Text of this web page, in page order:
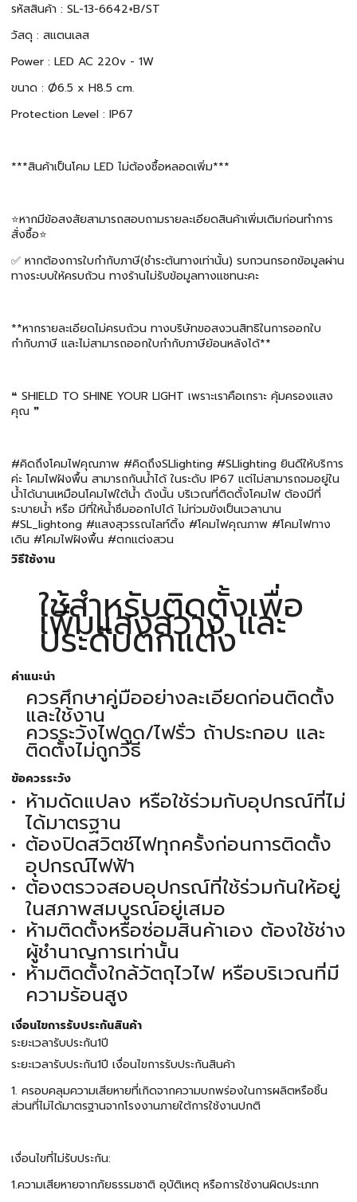
รหัสสินค้า : SL-13-6642+B/ST
วัสดุ : สแตนเลส
Power : LED AC 220v - 1W
ขนาด : Ø6.5 x H8.5 cm.
Protection Level : IP67
***สินค้าเป็นโคม LED ไม่ต้องซื้อหลอดเพิ่ม***
⭐️หากมีข้อสงสัยสามารถสอบถามรายละเอียดสินค้าเพิ่มเติมก่อนทำการ
สั่งซื้อ⭐️
✅ หากต้องการใบกำกับภาษี(ชำระต้นทางเท่านั้น) รบกวนกรอกข้อมูลผ่าน
ทางระบบให้ครบถ้วน ทางร้านไม่รับข้อมูลทางแชทนะคะ
**หากรายละเอียดไม่ครบถ้วน ทางบริษัทขอสงวนสิทธิในการออกใบ
กำกับภาษี และไม่สามารถออกใบกำกับภาษีย้อนหลังได้**
❝ SHIELD TO SHINE YOUR LIGHT เพราะเราคือเกราะ คุ้มครองแสง
คุณ ❞
#คิดถึงโคมไฟคุณภาพ #คิดถึงSLlighting #SLlighting ยินดีให้บริการ
ค่ะ โคมไฟฝังพื้น สามารถกันน้ำได้ ในระดับ IP67 แต่ไม่สามารถจมอยู่ใน
น้ำได้นานเหมือนโคมไฟใต้น้ำ ดังนั้น บริเวณที่ติดตั้งโคมไฟ ต้องมีที่
ระบายน้ำ หรือ มีที่ให้น้ำซึมออกไปได้ ไม่ท่วมขังเป็นเวลานาน
#SL_lightong #แสงสุวรรณไลท์ติ้ง #โคมไฟคุณภาพ #โคมไฟทาง
เดิน #โคมไฟฝังพื้น #ตกแต่งสวน
วิธีใช้งาน
ใช้สำหรับติดตั้งเพื่อ
เพิ่มแสงสว่าง และ
ประดับตกแต่ง
คำแนะนำ
ควรศึกษาคู่มืออย่างละเอียดก่อนติดตั้ง
และใช้งาน
ควรระวังไฟดูด/ไฟรั่ว ถ้าประกอบ และ
ติดตั้งไม่ถูกวิธี
ข้อควรระวัง
ห้ามดัดแปลง หรือใช้ร่วมกับอุปกรณ์ที่ไม่
ได้มาตรฐาน
ต้องปิดสวิตช์ไฟทุกครั้งก่อนการติดตั้ง
อุปกรณ์ไฟฟ้า
ต้องตรวจสอบอุปกรณ์ที่ใช้ร่วมกันให้อยู่
ในสภาพสมบูรณ์อยู่เสมอ
ห้ามติดตั้งหรือซ่อมสินค้าเอง ต้องใช้ช่าง
ผู้ชำนาญการเท่านั้น
ห้ามติดตั้งใกล้วัตถุไวไฟ หรือบริเวณที่มี
ความร้อนสูง
เงื่อนไขการรับประกันสินค้า
ระยะเวลารับประกัน1ปี
ระยะเวลารับประกัน1ปี เงื่อนไขการรับประกันสินค้า
1. ครอบคลุมความเสียหายที่เกิดจากความบกพร่องในการผลิตหรือชิ้น
ส่วนที่ไม่ได้มาตรฐานจากโรงงานภายใต้การใช้งานปกติ
เงื่อนไขที่ไม่รับประกัน:
1.ความเสียหายจากภัยธรรมชาติ อุบัติเหตุ หรือการใช้งานผิดประเภท